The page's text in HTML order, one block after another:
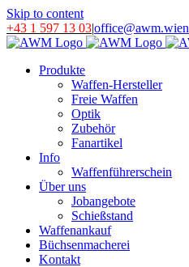
Skip to content
+43 1 597 13 03|office@awm.wien
Produkte
Waffen-Hersteller
Freie Waffen
Optik
Zubehör
Fanartikel
Info
Waffenführerschein
Über uns
Jobangebote
Schießstand
Waffenankauf
Büchsenmacherei
Kontakt